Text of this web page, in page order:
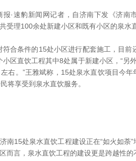
速豹新闻网记者，自济南下发《济南
受理100余处新建小区和既有小区的泉水
合条件的15处小区进行配套施工，目前
小区直饮工程其中8处属于新建小区，“另
右。”王雅斌称，15处泉水直饮项目今
将享受到泉水直饮服务。
15处泉水直饮工程建设正在“如火如荼”
而言，泉水直饮工程的建设更是跨越性的